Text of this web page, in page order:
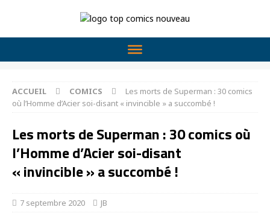
ACCUEIL COMICS
Les morts de Superman : 30 comics
où l’Homme d’Acier soi-disant « invincible » a succombé !
Les morts de Superman : 30 comics où
l’Homme d’Acier soi-disant
« invincible » a succombé !
7 septembre 2020 JB